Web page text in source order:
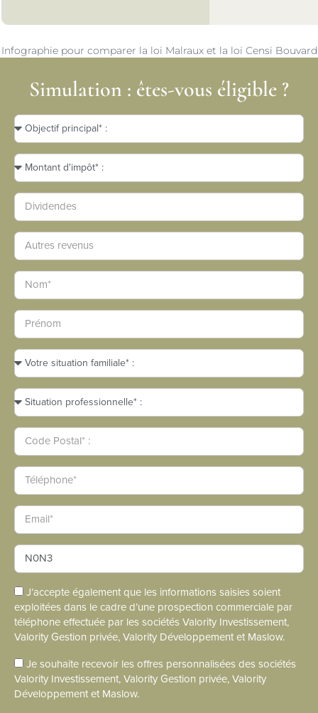
Infographie pour comparer la loi Malraux et la loi Censi Bouvard
Simulation : êtes-vous éligible ?
J’accepte également que les informations saisies soient
exploitées dans le cadre d’une prospection commerciale par
téléphone effectuée par les sociétés Valority Investissement,
Valority Gestion privée, Valority Développement et Maslow.
Je souhaite recevoir les offres personnalisées des sociétés
Valority Investissement, Valority Gestion privée, Valority
Développement et Maslow.